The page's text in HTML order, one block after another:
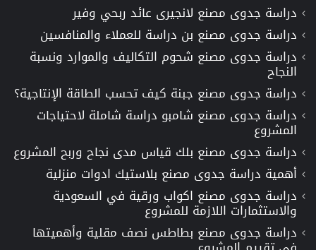
دراسة جدوى مصنع لانجيرى عائد ربحي وفير
دراسة جدوى مصنع بن دراسة للعملاء والمنافسين
دراسة جدوى مصنع شحوم التكاليف والموارد ونسبة
النجاح
دراسة جدوى مصنع جبنة كيف تحسب الطاقة الإنتاجية؟
دراسة جدوى مصنع شامبو دراسة شاملة لاحتياجات
المشروع
دراسة جدوى مصنع بلك قياس مدى نجاح وربح المشروع
أهمية دراسة جدوى مصنع بلاستيك ادوات منزلية
دراسة جدوى مصنع اكواب ورقية في السعودية
والاستثمارات اللازمة للمشروع
دراسة جدوى مصنع بطاطس نصف مقلية وأهميتها